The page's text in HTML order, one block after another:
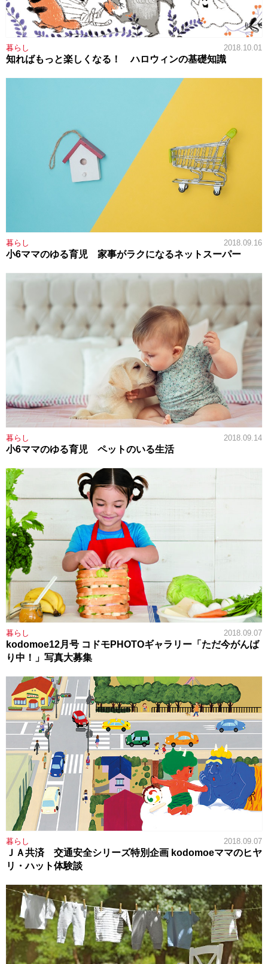
暮らし 2018.10.01
知ればもっと楽しくなる！ ハロウィンの基礎知識
暮らし 2018.09.16
小6ママのゆる育児 家事がラクになるネットスーパー
暮らし 2018.09.14
小6ママのゆる育児 ペットのいる生活
暮らし 2018.09.07
kodomoe12月号 コドモPHOTOギャラリー「ただ今がんば
り中！」写真大募集
暮らし 2018.09.07
ＪＡ共済 交通安全シリーズ特別企画 kodomoeママのヒヤ
リ・ハット体験談